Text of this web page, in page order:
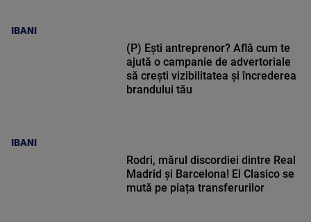
IBANI
IBANI
(P) Ești antreprenor? Află cum te
ajută o campanie de advertoriale
să crești vizibilitatea și încrederea
brandului tău
Rodri, mărul discordiei dintre Real
Madrid și Barcelona! El Clasico se
mută pe piața transferurilor